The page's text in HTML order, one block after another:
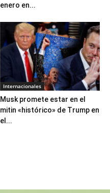
enero en...
Internacionales
Musk promete estar en el
mitin «histórico» de Trump en
el...